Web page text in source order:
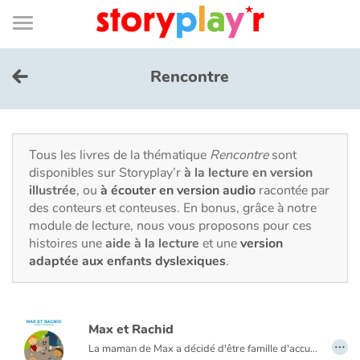
Connexion
Bibliothèque
de
page
Menu
Je me connecte
Tester gratuitement
Bibliothèque
Prix
Contes d'ici et d'ailleurs
Rencontre
Tous les livres de la thématique Rencontresont
disponibles sur Storyplay’rà la lecture en version
illustrée, ou à écouter en version audio racontée par
des conteurs et conteuses. En bonus, grâce à notre
module de lecture, nous vous proposons pour ces
histoires uneaide à la lecture et uneversion
adaptée aux enfants dyslexiques.
Max et Rachid
La maman de Max a décidé d'être famille d'accueil le temps des vacances d'été. "Il faut savoir partager" dit-elle. Rachid, le même âge que Max, débarque un beau jour à la campagne. Campagne/Ville ou Bouseu/Rebeu ? Beaucoup de choses les opposent à priori mais deux garçons de 10 ans ça peut aussi avoir de nombreux points communs. …